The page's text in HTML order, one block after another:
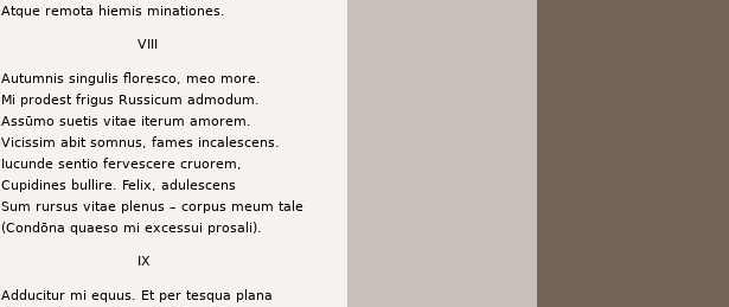
Atque remota hiemis minationes.
VIII
Autumnis singulis floresco, meo more.
Mi prodest frigus Russicum admodum.
Assūmo suetis vitae iterum amorem.
Vicissim abit somnus, fames incalescens.
Iucunde sentio fervescere cruorem,
Cupidines bullire. Felix, adulescens
Sum rursus vitae plenus – corpus meum tale
(Condōna quaeso mi excessui prosali).
IX
Adducitur mi equus. Et per tesqua plana